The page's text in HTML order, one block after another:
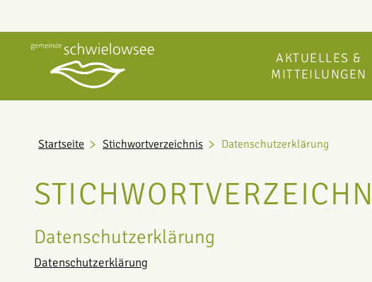
AKTUELLES &
MITTEILUNGEN
Startseite Stichwortverzeichnis Datenschutzerklärung
Datenschutzerklärung
Datenschutzerklärung